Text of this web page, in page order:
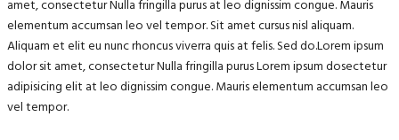
amet, consectetur Nulla fringilla purus at leo dignissim congue. Mauris
elementum accumsan leo vel tempor. Sit amet cursus nisl aliquam.
Aliquam et elit eu nunc rhoncus viverra quis at felis. Sed do.Lorem ipsum
dolor sit amet, consectetur Nulla fringilla purus Lorem ipsum dosectetur
adipisicing elit at leo dignissim congue. Mauris elementum accumsan leo
vel tempor.